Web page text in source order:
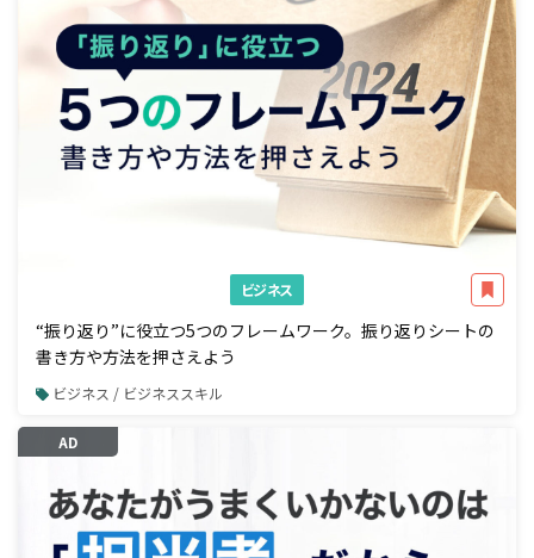
ビジネス
“振り返り”に役立つ5つのフレームワーク。振り返りシートの
書き方や方法を押さえよう
ビジネス / ビジネススキル
AD